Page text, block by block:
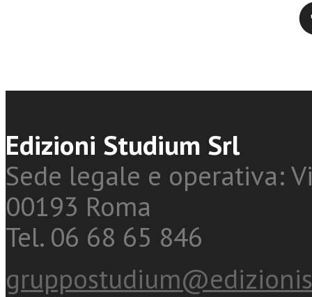
Edizioni Studium Srl
Sede legale e operativa:
00193 Roma
Tel. 06 68 65 846